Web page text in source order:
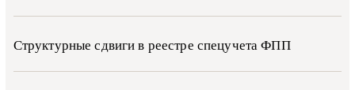
Структурные сдвиги в реестре спецучета ФПП